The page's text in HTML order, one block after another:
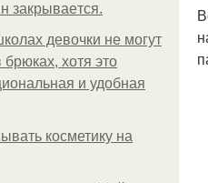
зaкрывaeтся.
девочки не могут
брюках, хотя это
и удобная
косметику на